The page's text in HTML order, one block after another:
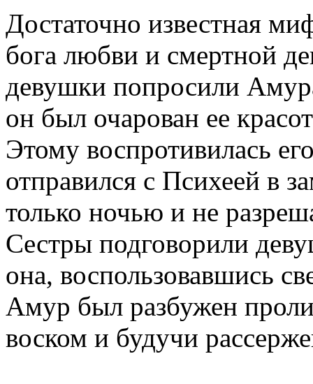
Достаточно известная
бога любви и смертной
девушки попросили
он был очарован ее
Этому воспротивилась
отправился с Психеей в
только ночью и не
Сестры подговорили
она, воспользовавшись
Амур был разбужен
воском и будучи